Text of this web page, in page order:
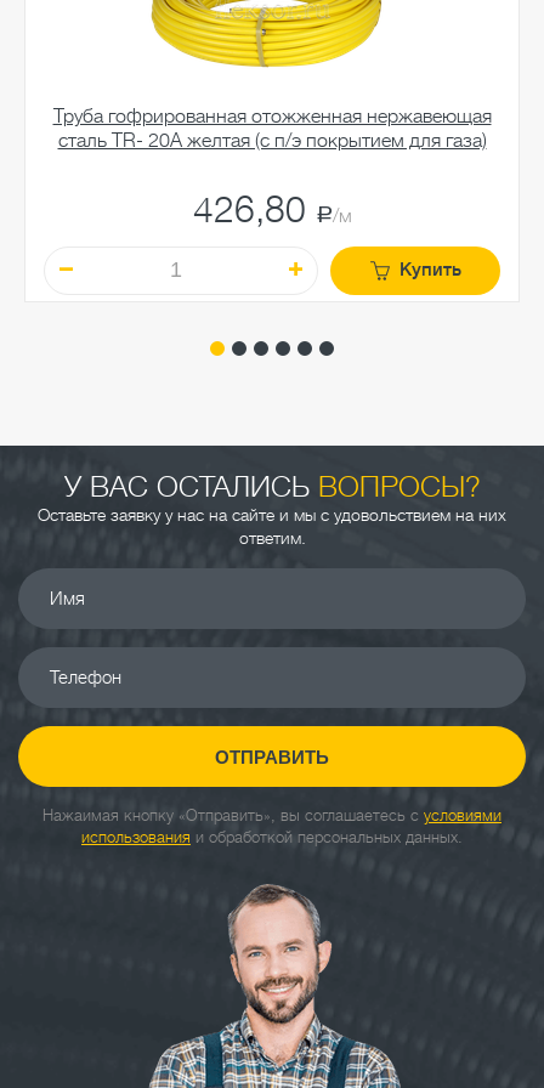
Труба гофрированная отожженная нержавеющая
сталь TR- 20A желтая (с п/э покрытием для газа)
426,80 a/м
Купить
У ВАС ОСТАЛИСЬ ВОПРОСЫ?
Оставьте заявку у нас на сайте и мы с удовольствием на них
ответим.
Имя
Телефон
ОТПРАВИТЬ
Нажаимая кнопку «Отправить», вы соглашаетесь с условиями
использования и обработкой персональных данных.